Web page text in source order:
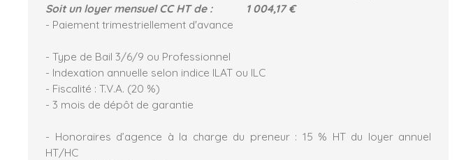
Soit un loyer mensuel CC HT de : 1 004,17 €
- Paiement trimestriellement d'avance
- Type de Bail 3/6/9 ou Professionnel
- Indexation annuelle selon indice ILAT ou ILC
- Fiscalité : T.V.A. (20 %)
- 3 mois de dépôt de garantie
- Honoraires d’agence à la charge du preneur : 15 % HT du loyer annuel
HT/HC